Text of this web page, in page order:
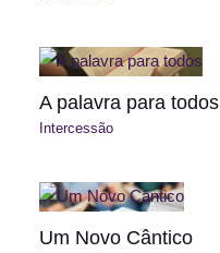
A palavra para todos
Intercessão
Um Novo Cântico